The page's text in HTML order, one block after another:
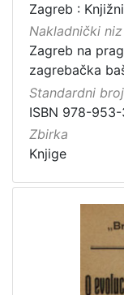
Zbirka
Knjige
Zagreb :
Nakladnički niz
Zagreb na
zagrebačka
Standardni broj
ISBN 978-
Zbirka
Knjige